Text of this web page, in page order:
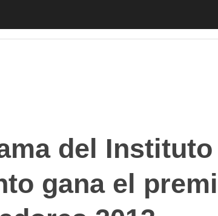
Un programa del Instituto Aragonés de
del
gana el